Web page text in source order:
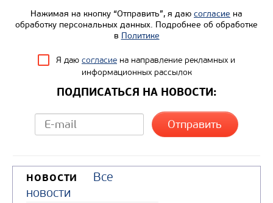
Нажимая на кнопку “Отправить”, я даю согласие на
обработку персональных данных. Подробнее об обработке
в Политике
Я даю согласие на направление рекламных и
информационных рассылок
ПОДПИСАТЬСЯ НА НОВОСТИ:
НОВОСТИ
Все
новости